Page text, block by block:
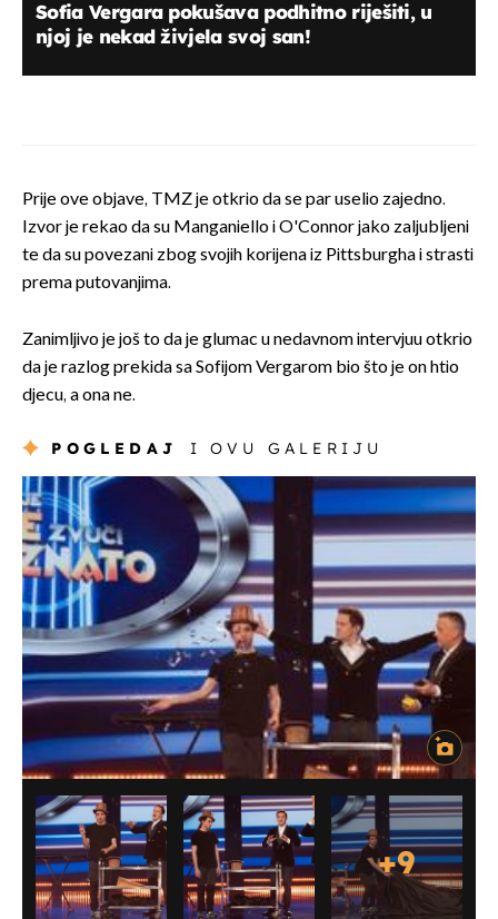
Sofia Vergara pokušava podhitno riješiti, u
njoj je nekad živjela svoj san!
Prije ove objave, TMZ je otkrio da se par uselio zajedno.
Izvor je rekao da su Manganiello i O'Connor jako zaljubljeni
te da su povezani zbog svojih korijena iz Pittsburgha i strasti
prema putovanjima.
Zanimljivo je još to da je glumac u nedavnom intervjuu otkrio
da je razlog prekida sa Sofijom Vergarom bio što je on htio
djecu, a ona ne.
POGLEDAJ I OVU GALERIJU
+9